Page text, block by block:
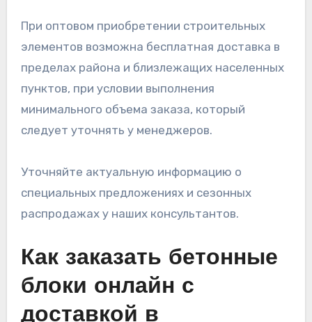
При оптовом приобретении строительных
элементов возможна бесплатная доставка в
пределах района и близлежащих населенных
пунктов, при условии выполнения
минимального объема заказа, который
следует уточнять у менеджеров.
Уточняйте актуальную информацию о
специальных предложениях и сезонных
распродажах у наших консультантов.
Как заказать бетонные
блоки онлайн с
доставкой в